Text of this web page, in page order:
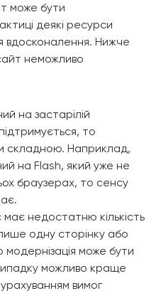
може бути
деякі ресурси
вдосконалення. Нижче
неможливо
на застарілій
то
складною. Наприклад,
на Flash, який уже не
браузерах, то сенсу
недостатню кількість
одну сторінку або
може бути
можливо краще
вимог